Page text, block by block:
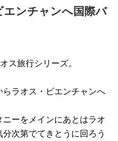
ンチャンへ国際バ
ス旅行シリーズ。
ラオス・ビエンチャンへ
ーをメインにあとはラオ
次第でてきとうに回ろう